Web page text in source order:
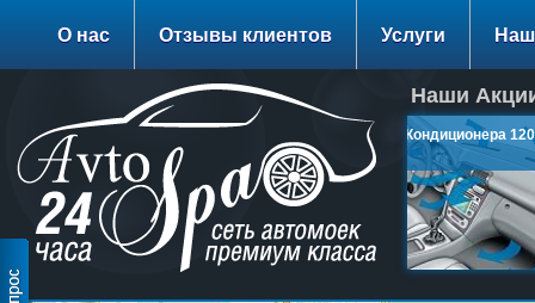
О нас Отзывы клиентов Услуги
Наши
Заправка Кондиционера 1200
руб.